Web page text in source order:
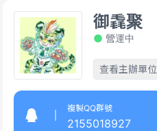
御毳聚
營運中
查看主辦單位
複製QQ群號
2155018927